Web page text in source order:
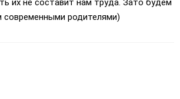
их не составит нам труда. Зато будем
современными родителями)